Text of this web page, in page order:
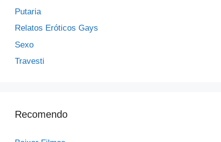
Putaria
Relatos Eróticos Gays
Sexo
Travesti
Recomendo